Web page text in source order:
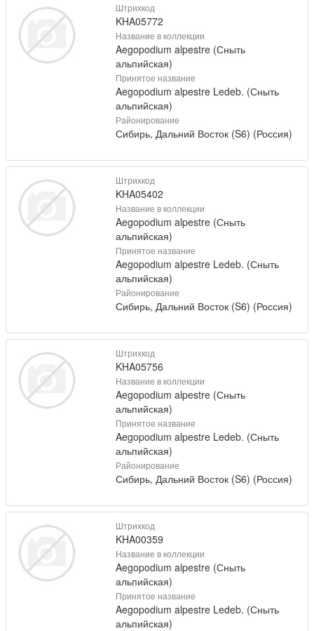
Штрихкод
KHA05772
Название в коллекции
Aegopodium alpestre (Сныть
альпийская)
Принятое название
Aegopodium alpestre Ledeb. (Сныть
альпийская)
Районирование
Сибирь, Дальний Восток (S6) (Россия)
Штрихкод
KHA05402
Название в коллекции
Aegopodium alpestre (Сныть
альпийская)
Принятое название
Aegopodium alpestre Ledeb. (Сныть
альпийская)
Районирование
Сибирь, Дальний Восток (S6) (Россия)
Штрихкод
KHA05756
Название в коллекции
Aegopodium alpestre (Сныть
альпийская)
Принятое название
Aegopodium alpestre Ledeb. (Сныть
альпийская)
Районирование
Сибирь, Дальний Восток (S6) (Россия)
Штрихкод
KHA00359
Название в коллекции
Aegopodium alpestre (Сныть
альпийская)
Принятое название
Aegopodium alpestre Ledeb. (Сныть
альпийская)